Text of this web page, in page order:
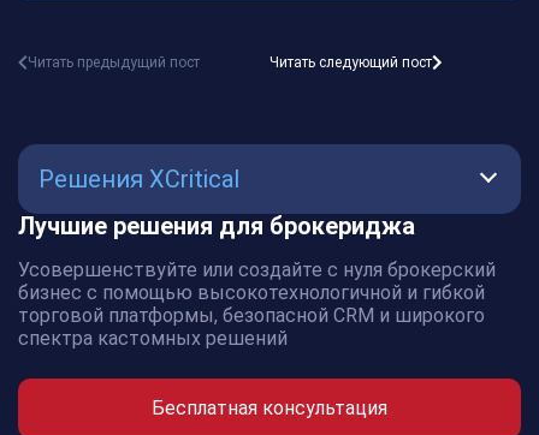
Решения XCritical
AMS
Крипто
биржа
Крипто
Лучшие решения для брокериджа
Усовершенствуйте или создайте с нуля брокерский
бизнес с помощью высокотехнологичной и гибкой
торговой платформы, безопасной CRM и широкого
спектра кастомных решений
Бесплатная консультация
Читать предыдущий пост Читать следующий пост